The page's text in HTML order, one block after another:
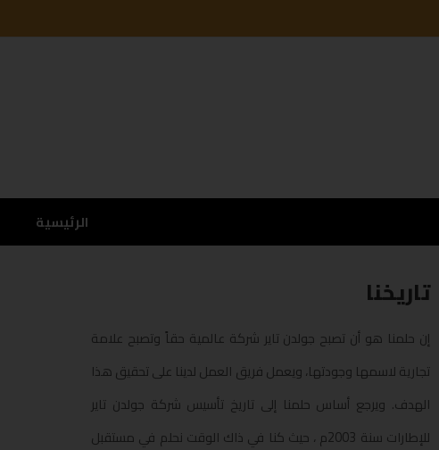
الرئيسية
تاريخنا
إن حلمنا هو أن تصبح جولدن تاير شركة عالمية حقاً وتصبح علامة
تجارية لاسمها وجودتها، ويعمل فريق العمل لدينا على تحقيق هذا
الهدف. ويرجع أساس حلمنا إلى تاريخ تأسيس شركة جولدن تاير
للإطارات سنة 2003م ، حيث كنا في ذاك الوقت نحلم في مستقبل